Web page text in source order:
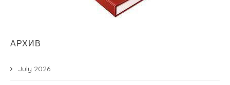
АРХИВ
July 2026